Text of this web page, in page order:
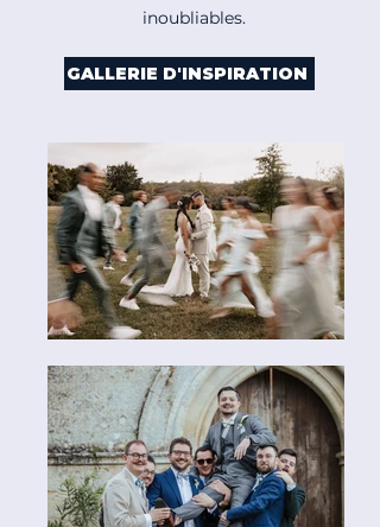
inoubliables.
GALLERIE D'INSPIRATION